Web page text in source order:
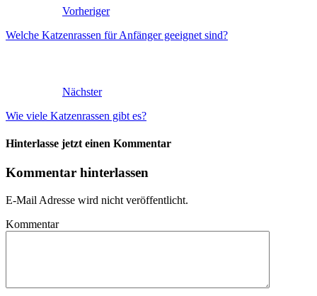
Vorheriger
Welche Katzenrassen für Anfänger geeignet sind?
Nächster
Wie viele Katzenrassen gibt es?
Hinterlasse jetzt einen Kommentar
Kommentar hinterlassen
E-Mail Adresse wird nicht veröffentlicht.
Kommentar